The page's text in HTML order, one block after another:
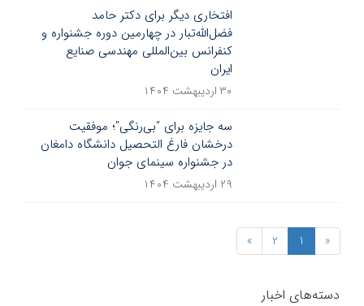
افتخاری دیگر برای دکتر حامد
فضل‌الله‌تبار در چهارمین دوره جشنواره و
کنفرانس بین‌المللی مهندسی صنایع
ایران
۳۰ اردیبهشت ۱۴۰۴
سه جایزه برای "بی‌رنگی"؛ موفقیت
درخشان فارغ التحصیل دانشگاه دامغان
در جشنواره سینمای جوان
۲۹ اردیبهشت ۱۴۰۴
«
1
2
»
دسته‌های اخبار